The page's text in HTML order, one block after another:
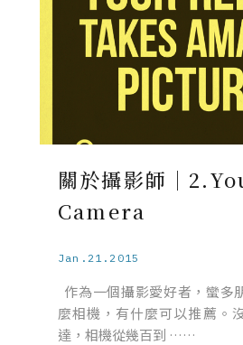
關於攝影師｜
Camera
Jan.21.2015
作為一個攝影愛好者，蠻多
麼相機，有什麼可以推薦。
達，相機從幾百到 ……